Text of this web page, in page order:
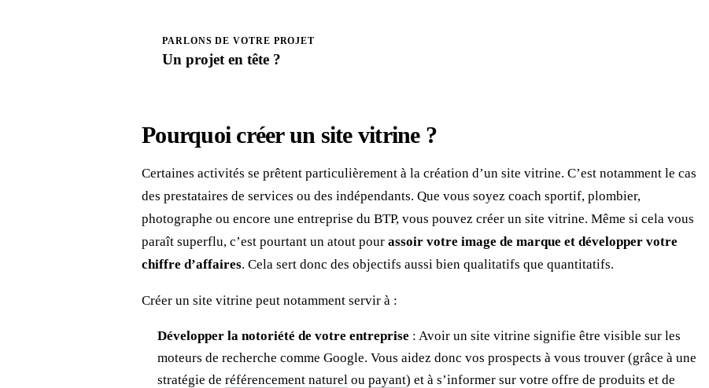
PARLONS DE VOTRE PROJET
Un projet en tête ?
Pourquoi créer un site vitrine ?
Certaines activités se prêtent particulièrement à la création d’un site vitrine. C’est notamment le cas
des prestataires de services ou des indépendants. Que vous soyez coach sportif, plombier,
photographe ou encore une entreprise du BTP, vous pouvez créer un site vitrine. Même si cela vous
paraît superflu, c’est pourtant un atout pour assoir votre image de marque et développer votre
chiffre d’affaires. Cela sert donc des objectifs aussi bien qualitatifs que quantitatifs.
Créer un site vitrine peut notamment servir à :
Développer la notoriété de votre entreprise : Avoir un site vitrine signifie être visible sur les
moteurs de recherche comme Google. Vous aidez donc vos prospects à vous trouver (grâce à une
stratégie de référencement naturel ou payant) et à s’informer sur votre offre de produits et de